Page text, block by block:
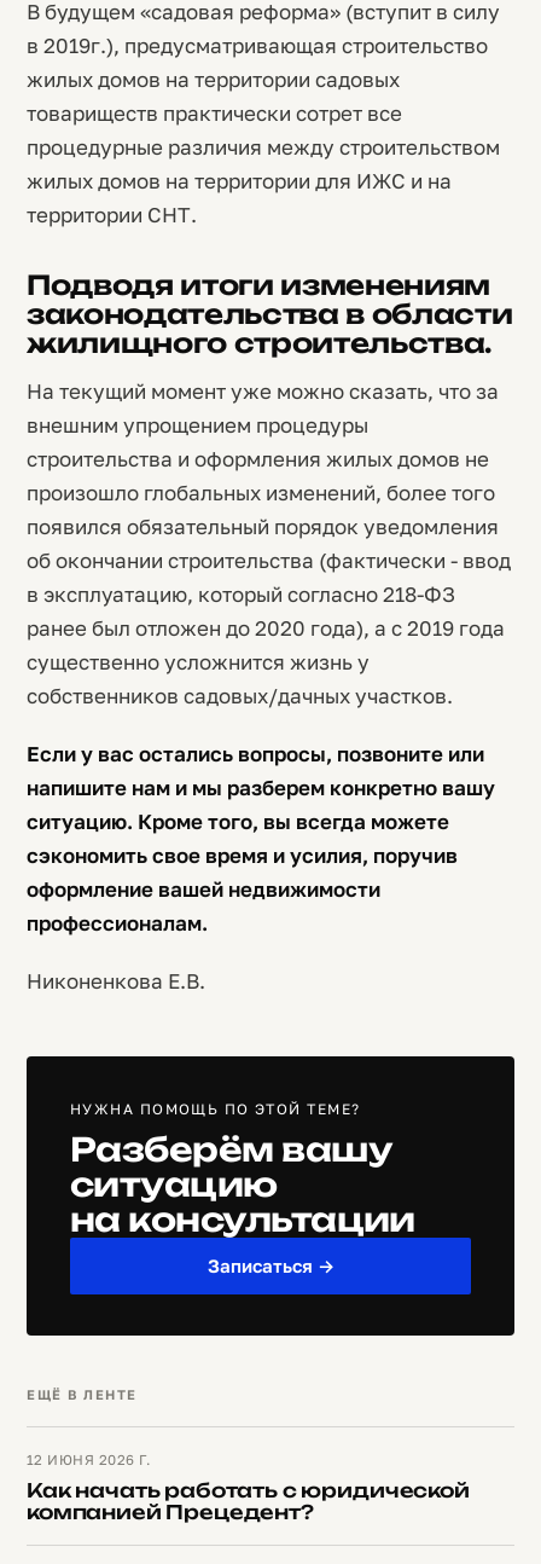
В будущем «садовая реформа» (вступит в силу
в 2019г.), предусматривающая строительство
жилых домов на территории садовых
товариществ практически сотрет все
процедурные различия между строительством
жилых домов на территории для ИЖС и на
территории СНТ.
Подводя итоги изменениям
законодательства в области
жилищного строительства.
На текущий момент уже можно сказать, что за
внешним упрощением процедуры
строительства и оформления жилых домов не
произошло глобальных изменений, более того
появился обязательный порядок уведомления
об окончании строительства (фактически - ввод
в эксплуатацию, который согласно 218-ФЗ
ранее был отложен до 2020 года), а с 2019 года
существенно усложнится жизнь у
собственников садовых/дачных участков.
Если у вас остались вопросы, позвоните или
напишите нам и мы разберем конкретно вашу
ситуацию. Кроме того, вы всегда можете
сэкономить свое время и усилия, поручив
оформление вашей недвижимости
профессионалам.
Никоненкова Е.В.
НУЖНА ПОМОЩЬ ПО ЭТОЙ ТЕМЕ?
Разберём вашу
ситуацию
на консультации
Записаться →
ЕЩЁ В ЛЕНТЕ
12 ИЮНЯ 2026 Г.
Как начать работать с юридической
компанией Прецедент?